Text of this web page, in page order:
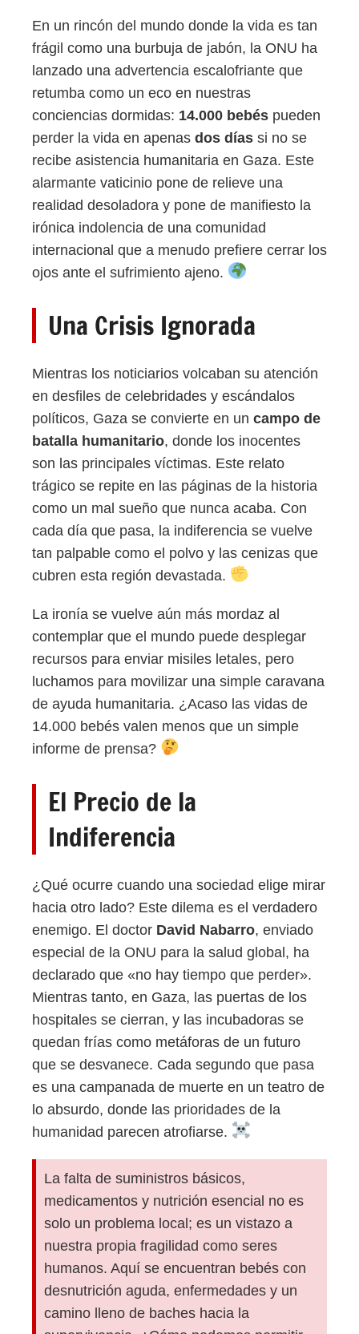
En un rincón del mundo donde la vida es tan
frágil como una burbuja de jabón, la ONU ha
lanzado una advertencia escalofriante que
retumba como un eco en nuestras
conciencias dormidas: 14.000 bebés pueden
perder la vida en apenas dos días si no se
recibe asistencia humanitaria en Gaza. Este
alarmante vaticinio pone de relieve una
realidad desoladora y pone de manifiesto la
irónica indolencia de una comunidad
internacional que a menudo prefiere cerrar los
ojos ante el sufrimiento ajeno.
Una Crisis Ignorada
Mientras los noticiarios volcaban su atención
en desfiles de celebridades y escándalos
políticos, Gaza se convierte en un campo de
batalla humanitario, donde los inocentes
son las principales víctimas. Este relato
trágico se repite en las páginas de la historia
como un mal sueño que nunca acaba. Con
cada día que pasa, la indiferencia se vuelve
tan palpable como el polvo y las cenizas que
cubren esta región devastada.
La ironía se vuelve aún más mordaz al
contemplar que el mundo puede desplegar
recursos para enviar misiles letales, pero
luchamos para movilizar una simple caravana
de ayuda humanitaria. ¿Acaso las vidas de
14.000 bebés valen menos que un simple
informe de prensa?
El Precio de la
Indiferencia
¿Qué ocurre cuando una sociedad elige mirar
hacia otro lado? Este dilema es el verdadero
enemigo. El doctor David Nabarro, enviado
especial de la ONU para la salud global, ha
declarado que «no hay tiempo que perder».
Mientras tanto, en Gaza, las puertas de los
hospitales se cierran, y las incubadoras se
quedan frías como metáforas de un futuro
que se desvanece. Cada segundo que pasa
es una campanada de muerte en un teatro de
lo absurdo, donde las prioridades de la
humanidad parecen atrofiarse.
La falta de suministros básicos,
medicamentos y nutrición esencial no es
solo un problema local; es un vistazo a
nuestra propia fragilidad como seres
humanos. Aquí se encuentran bebés con
desnutrición aguda, enfermedades y un
camino lleno de baches hacia la